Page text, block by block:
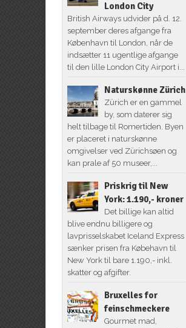
London City
British Airways udvider på d. 12.
september deres afgange fra
København til London, når de
indsætter 11 ugentlige afgange
til den lille London City Airport i...
Naturskønne Zürich
Zürich er en gammel
by, som daterer sig
helt tilbage til Romertiden. Byen
er placeret i naturskønne
omgivelser ved Zürichsøen og
kan prale af 50 museer,...
Priskrig til New
York: 1.190,- kroner
Det billige kan altid
blive endnu billigere og
lavprisselskabet Iceland Express
sænker prisen fra Købehavn til
New York til bare 1.190,- inkl.
skatter og afgifter.
Bruxelles for
feinschmeckere
Gourmet mad,